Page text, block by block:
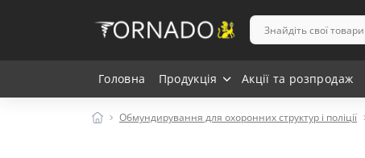
Головна Продукція Акції та розпродаж
Обмундирування для охоронних структур і поліції